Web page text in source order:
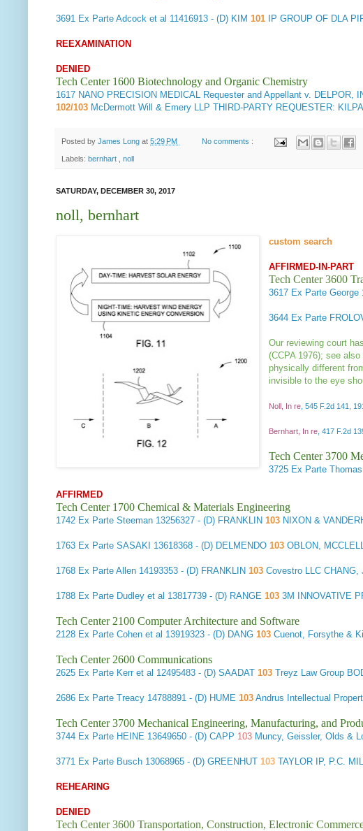
3691 Ex Parte Adcock et al 11416913 - (D) KIM 101 IP GROUP OF DLA
REEXAMINATION
DENIED
Tech Center 1600 Biotechnology and Organic Chemistry
1617 NANO PRECISION MEDICAL Requester and Appellant v. DELPOR,
102/103 McDermott Will & Emery LLP THIRD-PARTY REQUESTER:
Posted by James Long at 5:29 PM No comments :
Labels: bernhart noll
SATURDAY, DECEMBER 30, 2017
noll, bernhart
custom search
AFFIRMED-IN-PART
Tech Center 3600
3617 Ex Parte George
3644 Ex Parte
Our reviewing court
(CCPA 1976); see also
physically different
invisible to the eye
Noll, In re, 545 F.2d 141,
Bernhart, In re, 417 F.2d
Tech Center 3700
3725 Ex Parte Thomas
AFFIRMED
Tech Center 1700 Chemical & Materials Engineering
1742 Ex Parte Steeman 13256327 - (D) FRANKLIN 103 NIXON &
1763 Ex Parte SASAKI 13618368 - (D) DELMENDO 103 OBLON,
1768 Ex Parte Allen 14193353 - (D) FRANKLIN 103 Covestro LLC CHANG,
1788 Ex Parte Dudley et al 13817739 - (D) RANGE 103 3M INNOVATIVE
Tech Center 2100 Computer Architecture and Software
2128 Ex Parte Cohen et al 13919323 - (D) DANG 103 Cuenot, Forsythe &
Tech Center 2600 Communications
2625 Ex Parte Kerr et al 12495483 - (D) SAADAT 103 Treyz Law Group
2686 Ex Parte Treacy 14788891 - (D) HUME 103 Andrus Intellectual
Tech Center 3700 Mechanical Engineering, Manufacturing, and
3744 Ex Parte HEINE 13649650 - (D) CAPP 103 Muncy, Geissler, Olds &
3771 Ex Parte Busch 13068965 - (D) GREENHUT 103 TAYLOR IP, P.C.
REHEARING
DENIED
Tech Center 3600 Transportation, Construction, Electronic